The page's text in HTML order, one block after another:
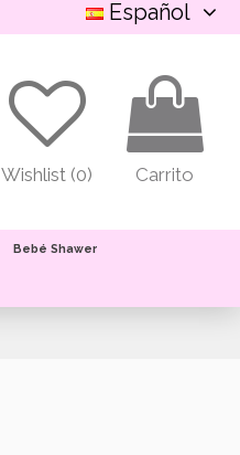
Español
Wishlist (0) Carrito
Bebé Shawer